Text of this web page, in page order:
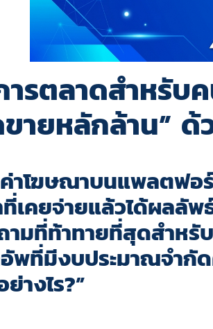
รตลาดสำหรับ
ายหลักล้าน”
าโฆษณาบนแพลตฟอ
เคยจ่ายแล้วได้ผลลั
มที่ท้าทายที่สุดสำหรั
พที่มีงบประมาณจำกั
างไร?”